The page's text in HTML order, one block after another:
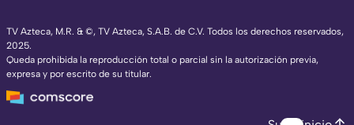
TV Azteca, M.R. & ©, TV Azteca, S.A.B. de C.V. Todos los derechos reservados,
2025.
Queda prohibida la reproducción total o parcial sin la autorización previa,
expresa y por escrito de su titular.